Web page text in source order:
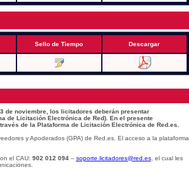
Sello de Tiempo Descargar
de noviembre, los licitadores deberán presentar
de Licitación Electrónica de Red). En el presente
de la Plataforma de Licitación Electrónica de Red.es.
y Apoderados (GPA) de Red.es. El acceso a la plataforma
el CAU: 902 012 094– soporte.licitadores@red.es, el cual les